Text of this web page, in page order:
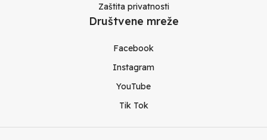
Zaštita privatnosti
Društvene mreže
Facebook
Instagram
YouTube
Tik Tok